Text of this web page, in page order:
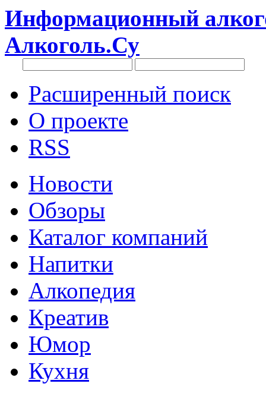
Информационный
Алкоголь.Су
Расширенный поиск
О проекте
RSS
Новости
Обзоры
Каталог компаний
Напитки
Алкопедия
Креатив
Юмор
Кухня